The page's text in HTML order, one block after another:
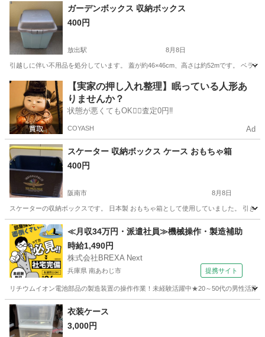
大阪 阪南市 収納家具 キャスター
ガーデンボックス 収納ボックス
400円
放出駅 8月8日
引越しに伴い不用品を処分しています。 蓋が約46×46cm、高さは約52mです。 ベラ
大阪 大阪市 放出駅 収納家具 ボックス
【実家の押し入れ整理】眠っている人形あ
りませんか？
状態が悪くてもOK🙆‍♀️査定0円‼️
COYASH Ad
スケーター 収納ボックス ケース おもちゃ箱
400円
阪南市 8月8日
スケーターの収納ボックスです。 日本製 おもちゃ箱として使用していました。 引き取
大阪 阪南市 インテリア雑貨/小物 ボックス
≪月収34万円・派遣社員≫機械操作・製造補助
時給1,490円
株式会社BREXA Next
兵庫県 南あわじ市 提携サイト
リチウムイオン電池部品の製造装置の操作作業！未経験活躍中★20～50代の男性活
兵庫 南あわじ市衣装ケース
3,000円